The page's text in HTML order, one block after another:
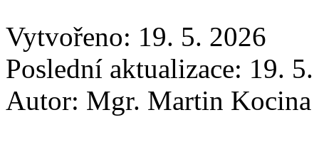
Vytvořeno: 19. 5. 2026
Poslední aktualizace: 19.
Autor: Mgr. Martin Kocina